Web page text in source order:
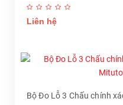
Liên hệ
Bộ Đo Lỗ 3 Chấu chính